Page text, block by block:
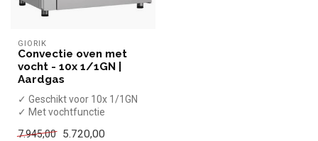
GIORIK
Convectie oven met
vocht - 10x 1/1GN |
Aardgas
✓ Geschikt voor 10x 1/1GN
✓ Met vochtfunctie
✓ 230 Volt
7.945,00 5.720,00